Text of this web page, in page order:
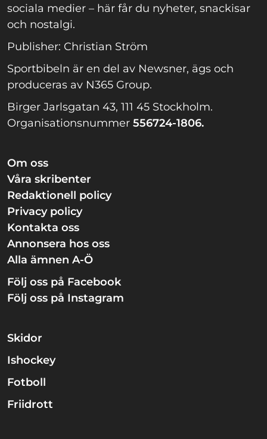
sociala medier – här får du nyheter, snackisar
och nostalgi.
Publisher: Christian Ström
Sportbibeln är en del av Newsner, ägs och
produceras av N365 Group.
Birger Jarlsgatan 43, 111 45 Stockholm.
Organisationsnummer 556724-1806.
Om oss
Våra skribenter
Redaktionell policy
Privacy policy
Kontakta oss
Annonsera hos oss
Alla ämnen A-Ö
Följ oss på Facebook
Följ oss på Instagram
Skidor
Ishockey
Fotboll
Friidrott